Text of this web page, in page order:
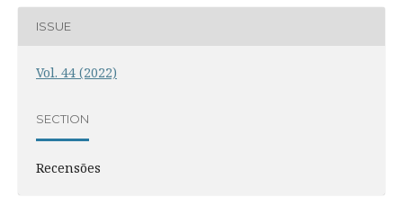
ISSUE
Vol. 44 (2022)
SECTION
Recensões